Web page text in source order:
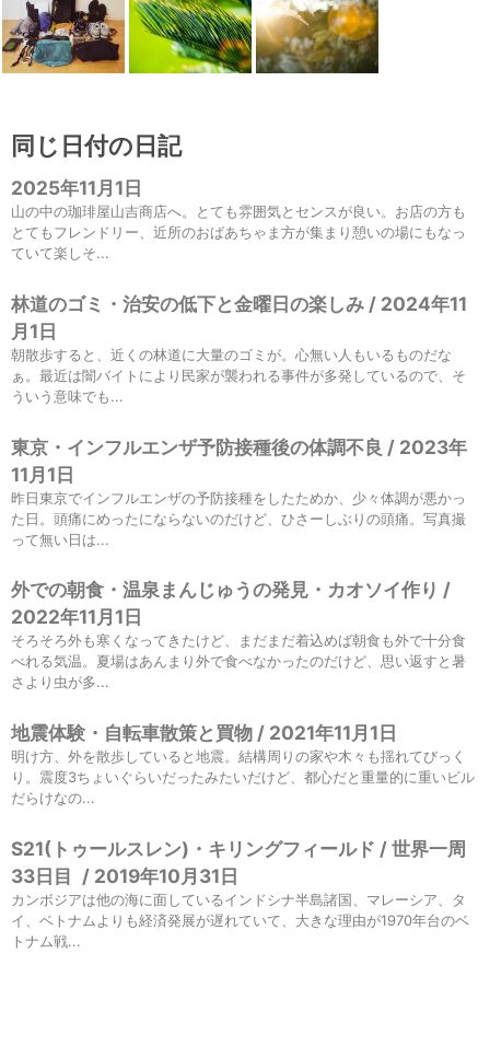
同じ日付の日記
2025年11月1日
山の中の珈琲屋山吉商店へ。とても雰囲気とセンスが良い。お店の方も
とてもフレンドリー、近所のおばあちゃま方が集まり憩いの場にもなっ
ていて楽しそ...
林道のゴミ・治安の低下と金曜日の楽しみ / 2024年11
月1日
朝散歩すると、近くの林道に大量のゴミが。心無い人もいるものだな
ぁ。最近は闇バイトにより民家が襲われる事件が多発しているので、そ
ういう意味でも...
東京・インフルエンザ予防接種後の体調不良 / 2023年
11月1日
昨日東京でインフルエンザの予防接種をしたためか、少々体調が悪かっ
た日。頭痛にめったにならないのだけど、ひさーしぶりの頭痛。写真撮
って無い日は...
外での朝食・温泉まんじゅうの発見・カオソイ作り /
2022年11月1日
そろそろ外も寒くなってきたけど、まだまだ着込めば朝食も外で十分食
べれる気温。夏場はあんまり外で食べなかったのだけど、思い返すと暑
さより虫が多...
地震体験・自転車散策と買物 / 2021年11月1日
明け方、外を散歩していると地震。結構周りの家や木々も揺れてびっく
り。震度3ちょいぐらいだったみたいだけど、都心だと重量的に重いビル
だらけなの...
S21(トゥールスレン)・キリングフィールド / 世界一周
33日目 / 2019年10月31日
カンボジアは他の海に面しているインドシナ半島諸国、マレーシア、タ
イ、ベトナムよりも経済発展が遅れていて、大きな理由が1970年台のベ
トナム戦...